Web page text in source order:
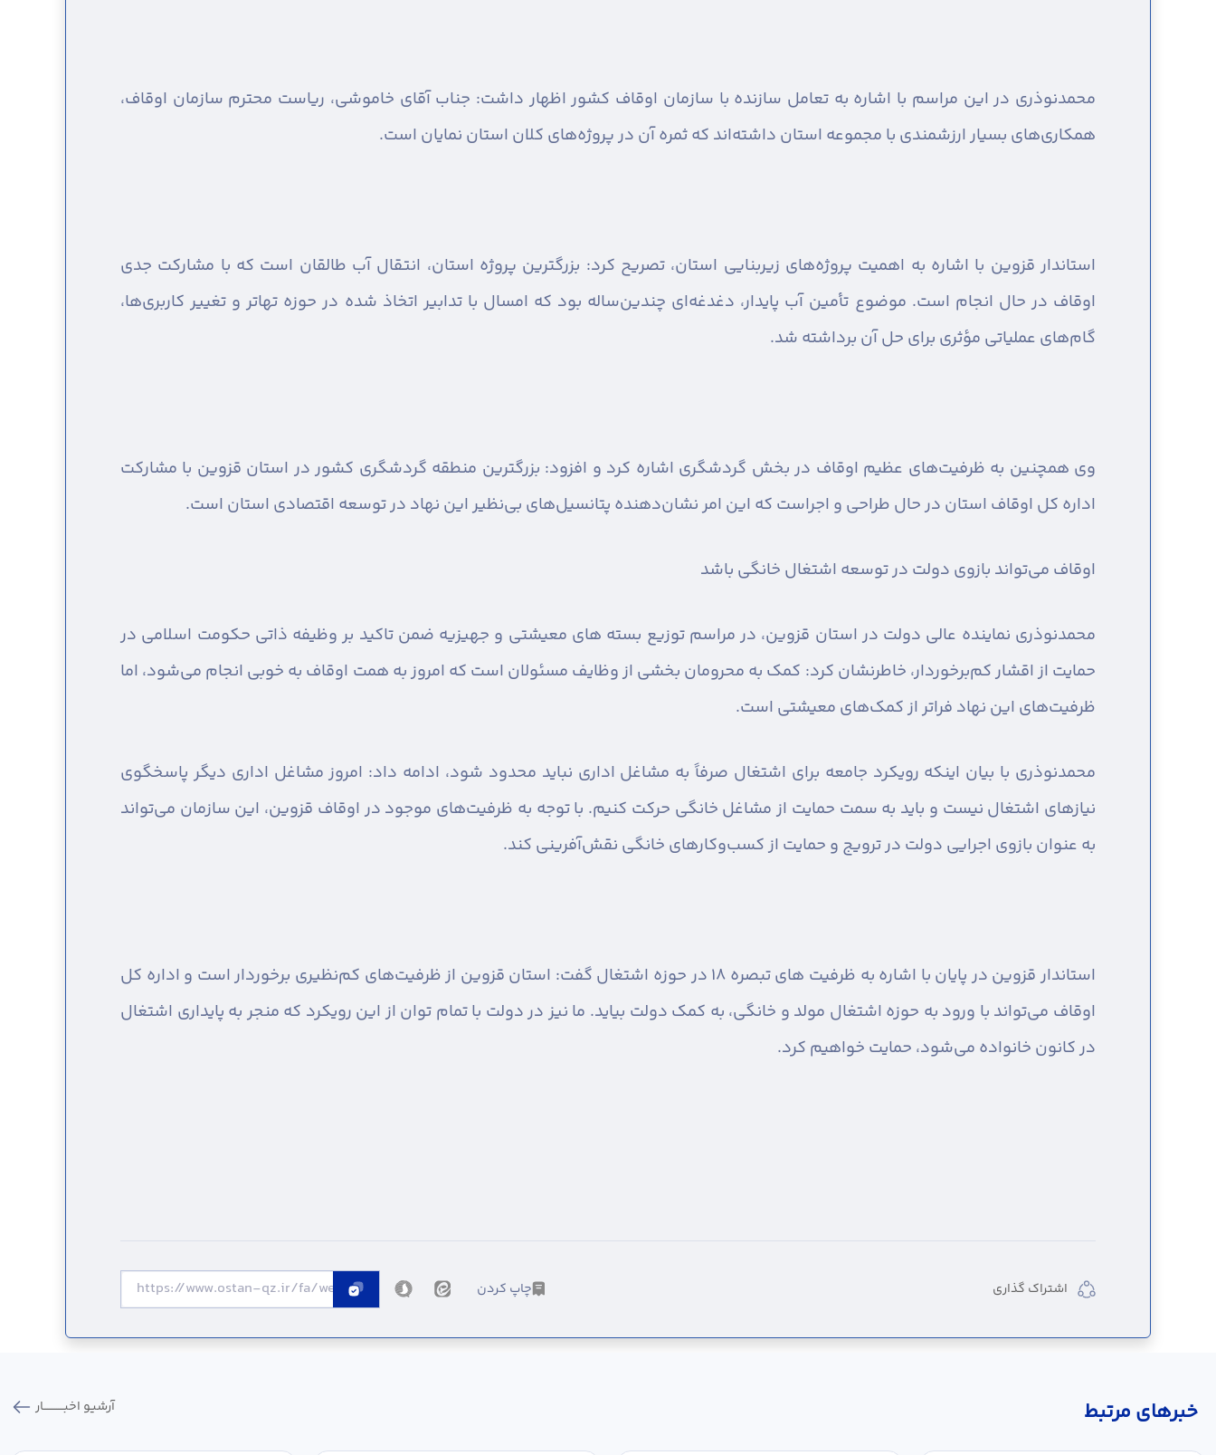
محمدنوذری در این مراسم با اشاره به تعامل سازنده با سازمان اوقاف کشور اظهار داشت: جناب آقای خاموشی، ریاست محترم سازمان اوقاف،
همکاری‌های بسیار ارزشمندی با مجموعه استان داشته‌اند که ثمره آن در پروژه‌های کلان استان نمایان است.
استاندار قزوین با اشاره به اهمیت پروژه‌های زیربنایی استان، تصریح کرد: بزرگترین پروژه استان، انتقال آب طالقان است که با مشارکت جدی
اوقاف در حال انجام است. موضوع تأمین آب پایدار، دغدغه‌ای چندین‌ساله بود که امسال با تدابیر اتخاذ شده در حوزه تهاتر و تغییر کاربری‌ها،
گام‌های عملیاتی مؤثری برای حل آن برداشته شد.
وی همچنین به ظرفیت‌های عظیم اوقاف در بخش گردشگری اشاره کرد و افزود: بزرگترین منطقه گردشگری کشور در استان قزوین با مشارکت
اداره کل اوقاف استان در حال طراحی و اجراست که این امر نشان‌دهنده پتانسیل‌های بی‌نظیر این نهاد در توسعه اقتصادی استان است.
اوقاف می‌تواند بازوی دولت در توسعه اشتغال خانگی باشد
محمدنوذری نماینده عالی دولت در استان قزوین، در مراسم توزیع بسته های معیشتی و جهیزیه ضمن تاکید بر وظیفه ذاتی حکومت اسلامی در
حمایت از اقشار کم‌برخوردار، خاطرنشان کرد: کمک به محرومان بخشی از وظایف مسئولان است که امروز به همت اوقاف به خوبی انجام می‌شود، اما
ظرفیت‌های این نهاد فراتر از کمک‌های معیشتی است.
محمدنوذری با بیان اینکه رویکرد جامعه برای اشتغال صرفاً به مشاغل اداری نباید محدود شود، ادامه داد: امروز مشاغل اداری دیگر پاسخگوی
نیازهای اشتغال نیست و باید به سمت حمایت از مشاغل خانگی حرکت کنیم. با توجه به ظرفیت‌های موجود در اوقاف قزوین، این سازمان می‌تواند
به عنوان بازوی اجرایی دولت در ترویج و حمایت از کسب‌وکارهای خانگی نقش‌آفرینی کند.
استاندار قزوین در پایان با اشاره به ظرفیت های تبصره ۱۸ در حوزه اشتغال گفت: استان قزوین از ظرفیت‌های کم‌نظیری برخوردار است و اداره کل
اوقاف می‌تواند با ورود به حوزه اشتغال مولد و خانگی، به کمک دولت بیاید. ما نیز در دولت با تمام توان از این رویکرد که منجر به پایداری اشتغال
در کانون خانواده می‌شود، حمایت خواهیم کرد.
اشتراک گذاری چاپ کردن
خبر‌های مرتبط آرشیو اخبـــــــــــار